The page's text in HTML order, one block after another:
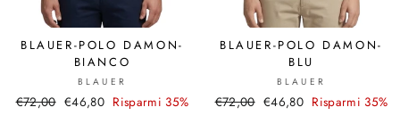
BLAUER-POLO DAMON-
BIANCO
BLAUER
Prezzo
€72,00 Prezzo
€46,80 Risparmi 35%
BLAUER-POLO DAMON-
BLU
BLAUER
Prezzo
€72,00 Prezzo
€46,80 Risparmi 35%